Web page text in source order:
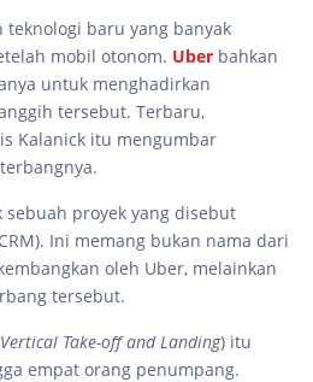
baru yang banyak
mobil otonom. Uber bahkan
untuk menghadirkan
tersebut. Terbaru,
Kalanick itu mengumbar
proyek yang disebut
Ini memang bukan nama dari
oleh Uber, melainkan
tersebut.
Vertical Take-off and Landing) itu
empat orang penumpang.